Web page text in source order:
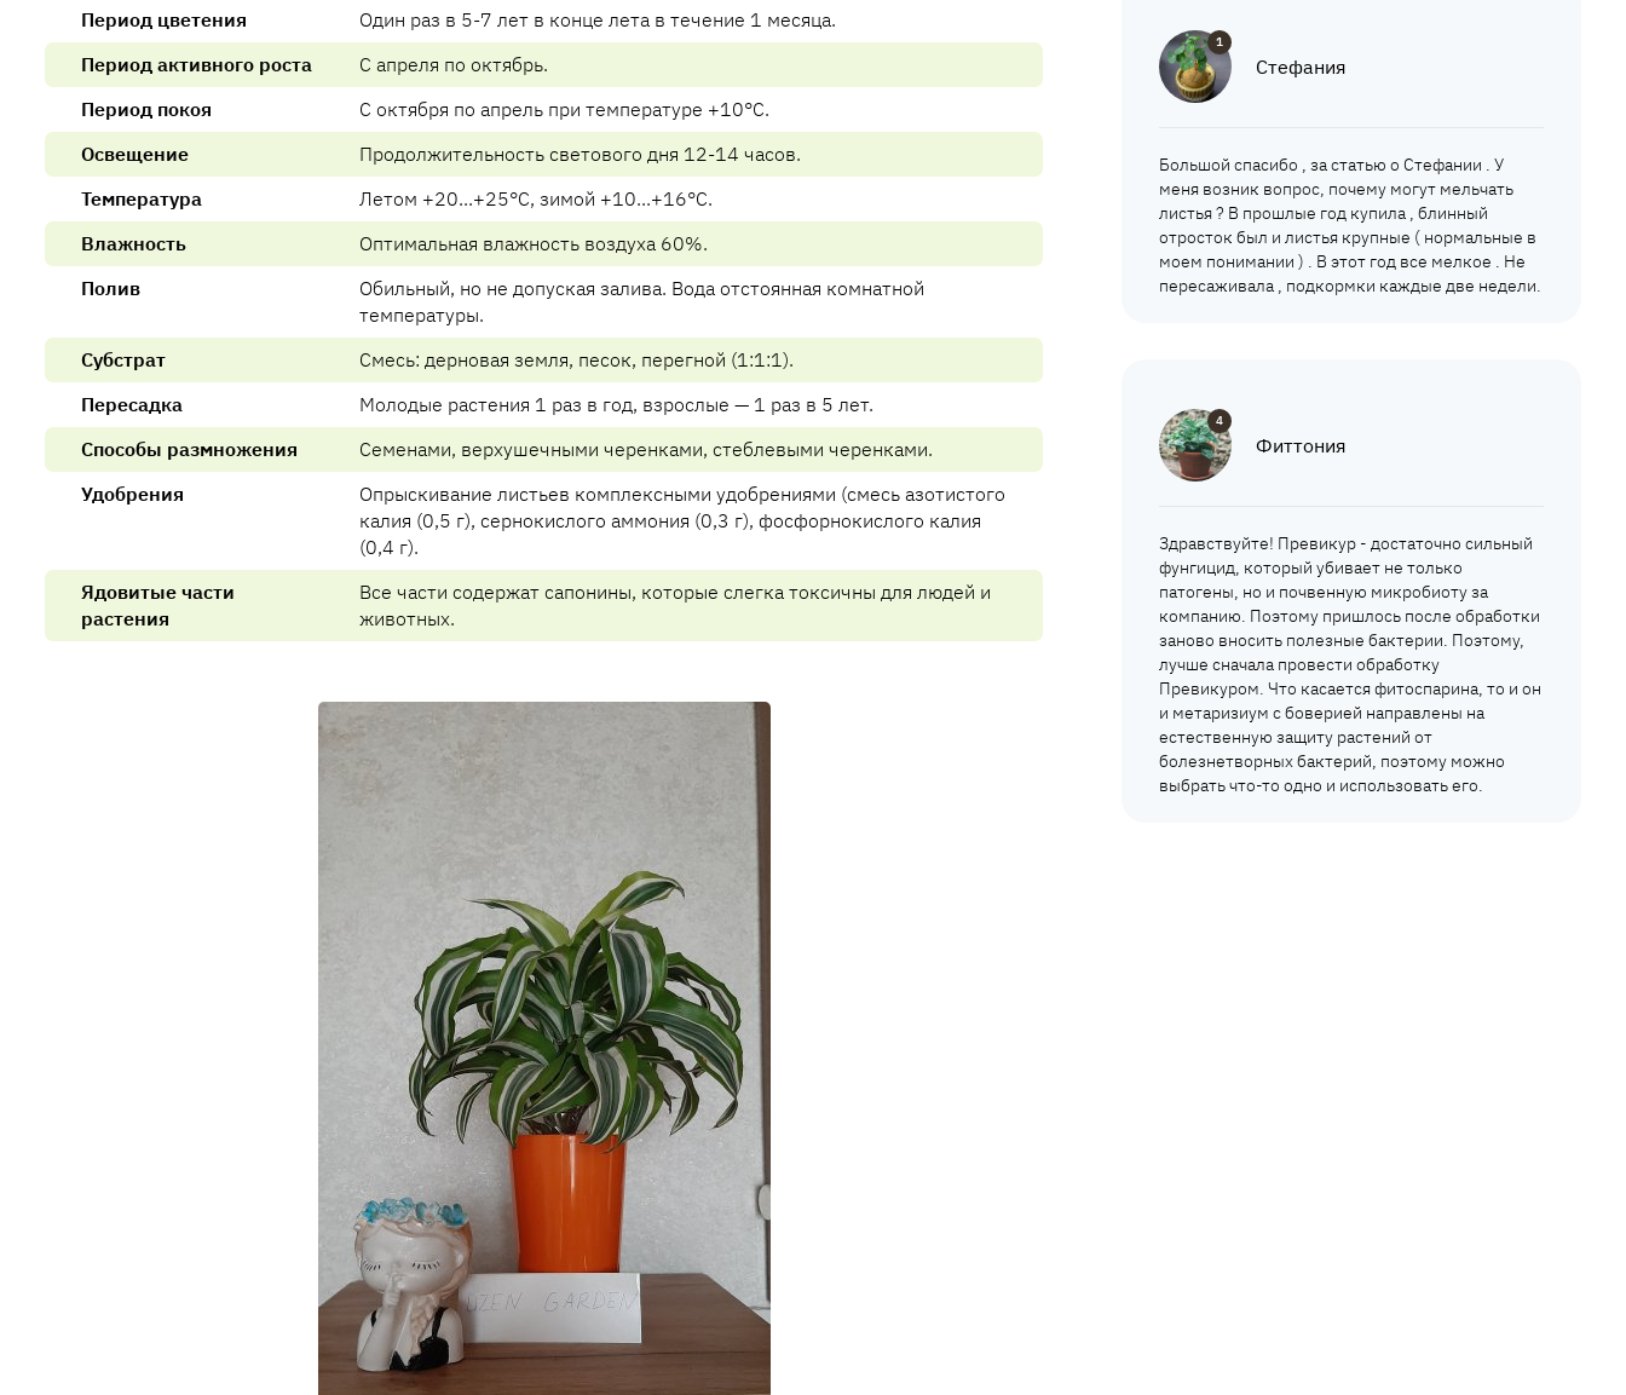
Период цветения
Один раз в 5-7 лет в конце лета в течение 1 месяца.
Период активного роста
С апреля по октябрь.
Период покоя
С октября по апрель при температуре +10°C.
Освещение
Продолжительность светового дня 12-14 часов.
Температура
Летом +20...+25°C, зимой +10...+16°C.
Влажность
Оптимальная влажность воздуха 60%.
Полив
Обильный, но не допуская залива. Вода отстоянная комнатной
температуры.
Субстрат
Смесь: дерновая земля, песок, перегной (1:1:1).
Пересадка
Молодые растения 1 раз в год, взрослые — 1 раз в 5 лет.
Способы размножения
Семенами, верхушечными черенками, стеблевыми черенками.
Удобрения
Опрыскивание листьев комплексными удобрениями (смесь азотистого
калия (0,5 г), сернокислого аммония (0,3 г), фосфорнокислого калия
(0,4 г).
Ядовитые части
растения
Все части содержат сапонины, которые слегка токсичны для людей и
животных.
1
Стефания
Большой спасибо , за статью о Стефании . У
меня возник вопрос, почему могут мельчать
листья ? В прошлые год купила , блинный
отросток был и листья крупные ( нормальные в
моем понимании ) . В этот год все мелкое . Не
пересаживала , подкормки каждые две недели.
4
Фиттония
Здравствуйте! Превикур - достаточно сильный
фунгицид, который убивает не только
патогены, но и почвенную микробиоту за
компанию. Поэтому пришлось после обработки
заново вносить полезные бактерии. Поэтому,
лучше сначала провести обработку
Превикуром. Что касается фитоспарина, то и он
и метаризиум с боверией направлены на
естественную защиту растений от
болезнетворных бактерий, поэтому можно
выбрать что-то одно и использовать его.